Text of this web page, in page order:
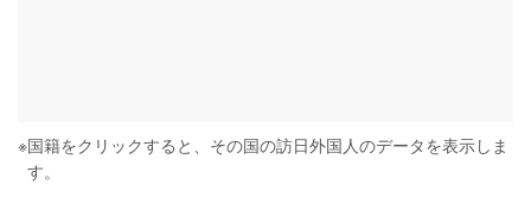
※国籍をクリックすると、その国の訪日外国人のデータを表示しま
す。